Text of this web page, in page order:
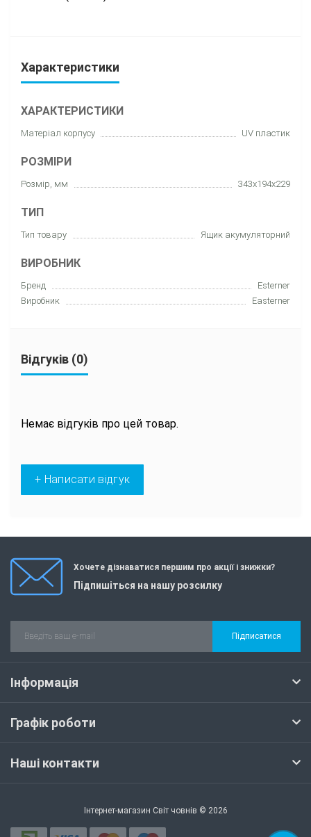
Характеристики
ХАРАКТЕРИСТИКИ
Матеріал корпусу UV пластик
РОЗМІРИ
Розмір, мм 343x194x229
ТИП
Тип товару Ящик акумуляторний
ВИРОБНИК
Бренд
Esterner
Виробник
Easterner
Відгуків (0)
Немає відгуків про цей товар.
+ Написати відгук
Хочете дізнаватися першим про акції і знижки?
Підпишіться на нашу розсилку
Підписатися
Інформація
Графік роботи
Наші контакти
Інтернет-магазин Світ човнів © 2026